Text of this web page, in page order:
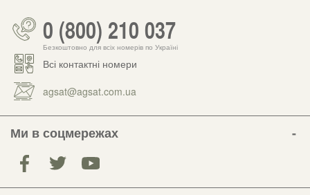
0 (800) 210 037
Безкоштовно для всіх номерів по Україні
Всі контактні номери
agsat@agsat.com.ua
Ми в соцмережах